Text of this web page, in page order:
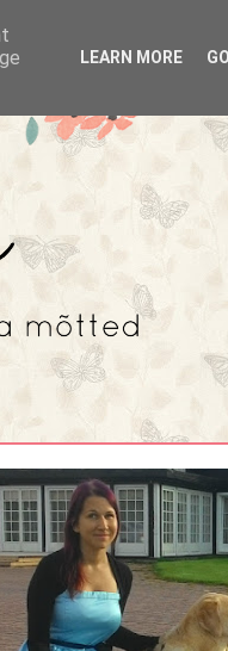
LEARN MORE